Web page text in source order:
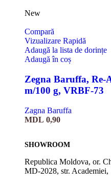
New
Compară
Vizualizare Rapidă
Adaugă la lista de dorințe
Adaugă în coș
Zegna Baruffa, Re-
m/100 g, VRBF-73
Zagna Baruffa
MDL 0,90
SHOWROOM
Republica Moldova, or.
MD-2028, str. Academiei,